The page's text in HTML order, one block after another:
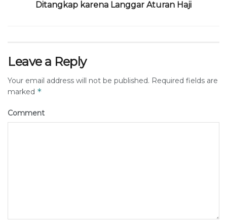
Ditangkap karena Langgar Aturan Haji
Leave a Reply
Your email address will not be published. Required fields are
marked *
Comment